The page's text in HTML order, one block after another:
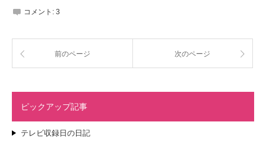
コメント: 3
前のページ 次のページ
ピックアップ記事
テレビ収録日の日記